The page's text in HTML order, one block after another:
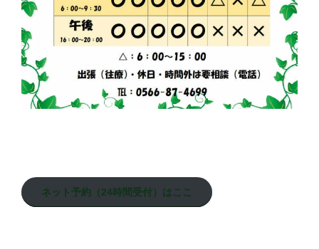
ネット予約（24時間受付）はここ